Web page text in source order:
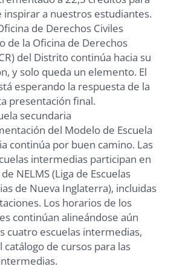
inspirar a nuestros estudiantes.
de Derechos Civiles
de la Oficina de Derechos
del Distrito continúa hacia su
y solo queda un elemento. El
esperando la respuesta de la
presentación final.
secundaria
del Modelo de Escuela
continúa por buen camino. Las
intermedias participan en
NELMS (Liga de Escuelas
de Nueva Inglaterra), incluidas
Los horarios de los
continúan alineándose aún
cuatro escuelas intermedias,
catálogo de cursos para las